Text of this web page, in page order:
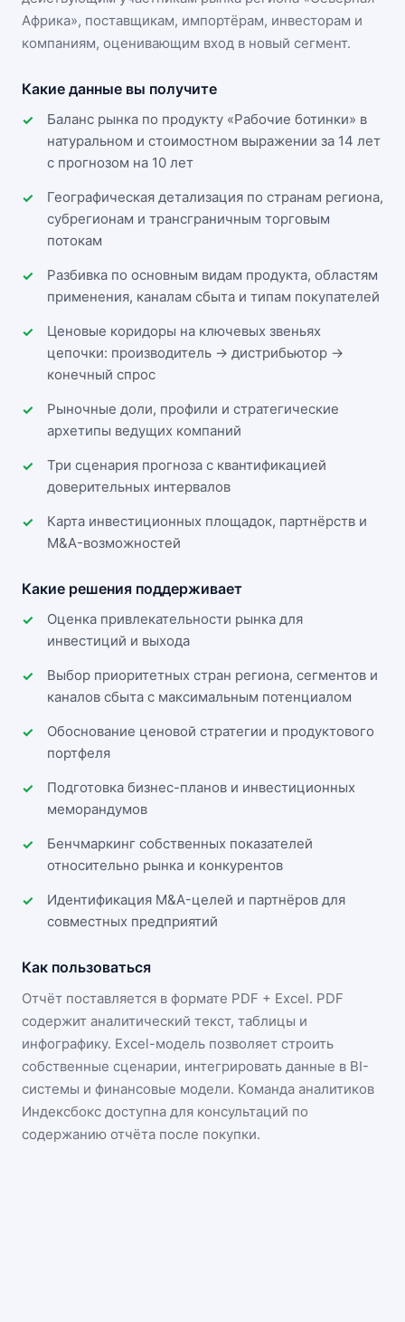
Африка», поставщикам, импортёрам, инвесторам и
компаниям, оценивающим вход в новый сегмент.
Какие данные вы получите
Баланс рынка по продукту «Рабочие ботинки» в
натуральном и стоимостном выражении за 14 лет
с прогнозом на 10 лет
Географическая детализация по странам региона,
субрегионам и трансграничным торговым
потокам
Разбивка по основным видам продукта, областям
применения, каналам сбыта и типам покупателей
Ценовые коридоры на ключевых звеньях
цепочки: производитель → дистрибьютор →
конечный спрос
Рыночные доли, профили и стратегические
архетипы ведущих компаний
Три сценария прогноза с квантификацией
доверительных интервалов
Карта инвестиционных площадок, партнёрств и
M&A-возможностей
Какие решения поддерживает
Оценка привлекательности рынка для
инвестиций и выхода
Выбор приоритетных стран региона, сегментов и
каналов сбыта с максимальным потенциалом
Обоснование ценовой стратегии и продуктового
портфеля
Подготовка бизнес-планов и инвестиционных
меморандумов
Бенчмаркинг собственных показателей
относительно рынка и конкурентов
Идентификация M&A-целей и партнёров для
совместных предприятий
Как пользоваться
Отчёт поставляется в формате PDF + Excel. PDF
содержит аналитический текст, таблицы и
инфографику. Excel-модель позволяет строить
собственные сценарии, интегрировать данные в BI-
системы и финансовые модели. Команда аналитиков
Индексбокс доступна для консультаций по
содержанию отчёта после покупки.